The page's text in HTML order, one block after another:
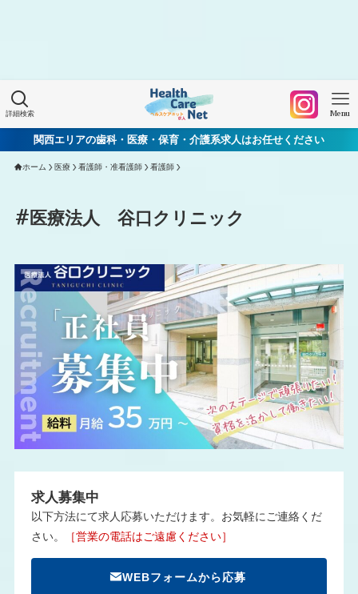
詳細検索 Menu
関西エリアの歯科・医療・保育・介護系求人はお任せください
ホーム 医療 看護師・准看護師 看護師
#医療法人 谷口クリニック
求人募集中
以下方法にて求人応募いただけます。お気軽にご連絡くだ
さい。
［営業の電話はご遠慮ください］
WEBフォームから応募